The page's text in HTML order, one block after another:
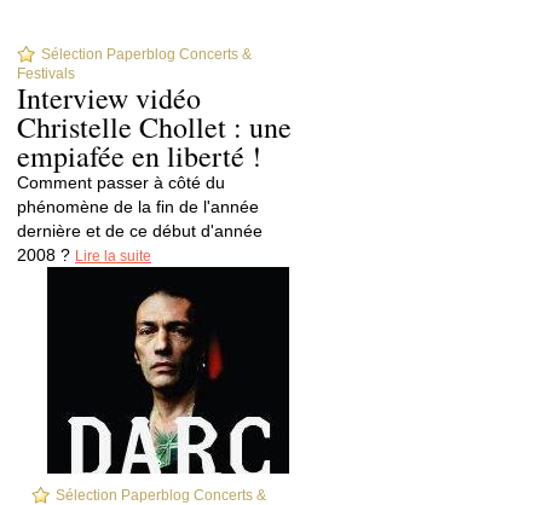
Sélection Paperblog Concerts &
Festivals
Interview vidéo
Christelle Chollet : une
empiafée en liberté !
Comment passer à côté du
phénomène de la fin de l'année
dernière et de ce début d'année
2008 ? Lire la suite
Sélection Paperblog Concerts &